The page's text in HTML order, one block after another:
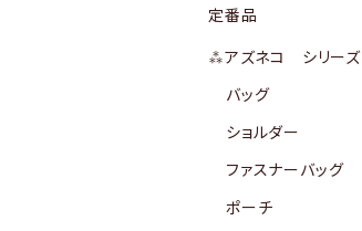
定番品
⁂アズネコ シリーズ
バッグ
ショルダー
ファスナーバッグ
ポーチ